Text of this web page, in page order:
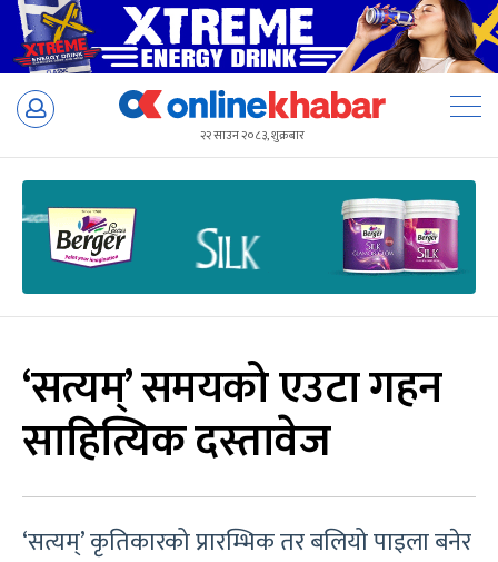
Skip
२२ साउन २०८३, शुक्रबार
‘सत्यम्’ समयको एउटा गहन
साहित्यिक दस्तावेज
‘सत्यम्’ कृतिकारको प्रारम्भिक तर बलियो पाइला बनेर